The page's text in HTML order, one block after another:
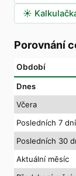
☀️
Porovnání
Období
Dnes
Včera
Posledních 7 dní
Posledních 30
Aktuální měsíc